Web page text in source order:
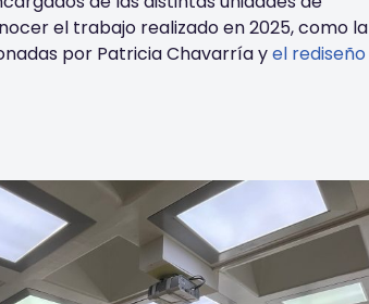
el trabajo realizado en 2025, como la
por Patricia Chavarría yel rediseño